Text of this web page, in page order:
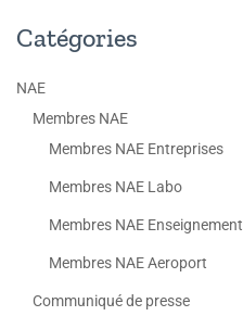
Catégories
NAE
Membres NAE
Membres NAE Entreprises
Membres NAE Labo
Membres NAE Enseignement
Membres NAE Aeroport
Communiqué de presse